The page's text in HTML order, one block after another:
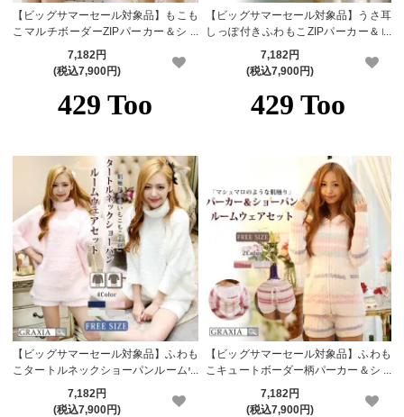
【ビッグサマーセール対象品】もこも
こマルチボーダーZIPパーカー＆ショ
ートパンツルームウェアセット(ROO
MWEAR)【メーカーお取り寄せ品】
7,182円
(税込7,900円)
【ビッグサマーセール対象品】うさ耳
しっぽ付きふわもこZIPパーカー＆ロ
ングパンツルームウェアセット(ROO
MWEAR)【メーカーお取り寄せ品】
7,182円
(税込7,900円)
【ビッグサマーセール対象品】ふわも
こタートルネックショーパンルームウ
ェアセット(ROOMWEAR)【メーカー
お取り寄せ品】
7,182円
(税込7,900円)
【ビッグサマーセール対象品】ふわも
こキュートボーダー柄パーカー＆ショ
ートパンツルームウェアセット(ROO
MWEAR)【メーカーお取り寄せ品】
7,182円
(税込7,900円)